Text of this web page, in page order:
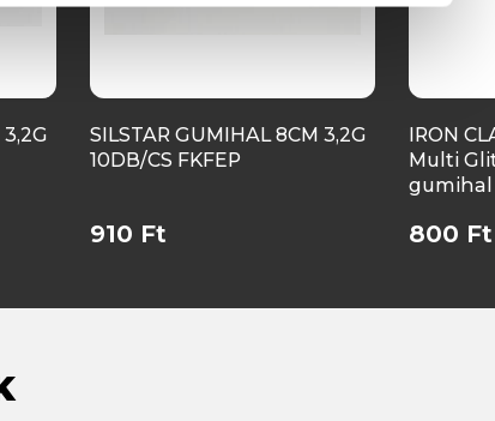
SILSTAR GUMIHAL 8CM 3,2G
10DB/CS FKFEP
910 Ft
IRON
Multi
gumihal
800 Ft